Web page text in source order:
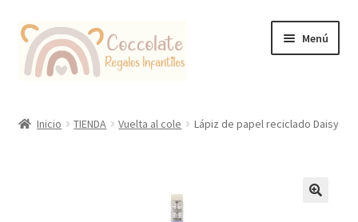
Ir
la
Ir
contenido
Menú
Inicio TIENDA Vuelta al cole Lápiz de papel reciclado Daisy